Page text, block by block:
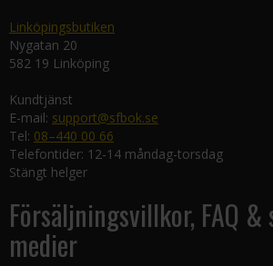
Linköpingsbutiken
Nygatan 20
582 19 Linköping
Kundtjänst
E-mail: support@sfbok.se
Tel: 08–440 00 66
Telefontider: 12-14 måndag-torsdag
Stängt helger
Försäljningsvillkor, FAQ &
medier